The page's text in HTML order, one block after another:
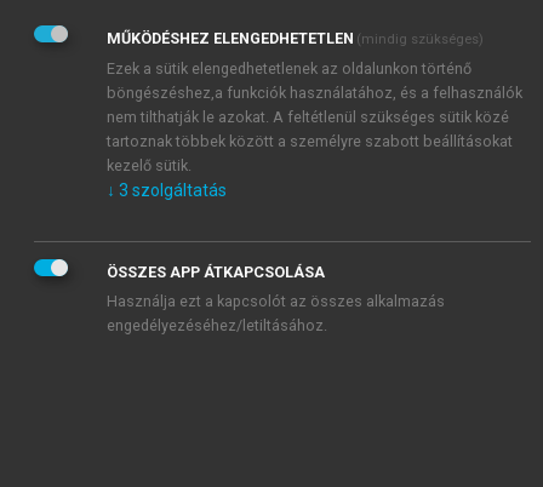
Adatkezelési tájékoztatóbanfoglaltakat tudomásul
veszem és elfogadom.
Általános vásárlási feltételeket, valamint a szotar.netés a
mersz.huoldalak licencszerződéseiben foglaltakat
tudomásul veszem és elfogadom.
KIPRÓBÁLOM
MŰKÖDÉSHEZ ELENGEDHETETLEN (mindig szükséges)
Ezek a sütik elengedhetetlenek az oldalunkon történő
böngészéshez,a funkciók használatához, és a felhasználók
nem tilthatják le azokat. A feltétlenül szükséges sütik közé
tartoznak többek között a személyre szabott beállításokat
kezelő sütik.
↓ 3 szolgáltatás
ÖSSZES APP ÁTKAPCSOLÁSA
Használja ezt a kapcsolót az összes alkalmazás
engedélyezéséhez/letiltásához.